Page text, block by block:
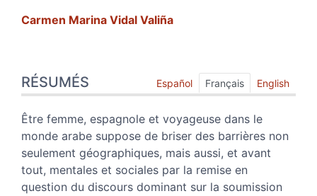
Carmen Marina Vidal Valiña
Index
Texte
Citer cet article
Auteur
RÉSUMÉS Español Français English
Être femme, espagnole et voyageuse dans le
monde arabe suppose de briser des barrières non
seulement géographiques, mais aussi, et avant
tout, mentales et sociales par la remise en
question du discours dominant sur la soumission